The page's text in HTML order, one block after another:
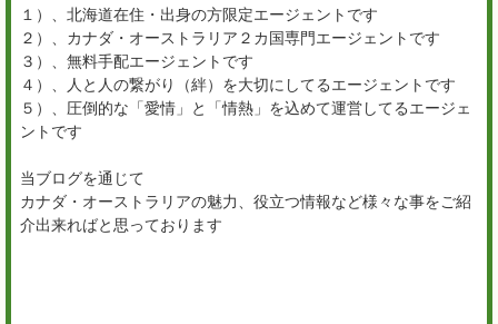
１）、北海道在住・出身の方限定エージェントです
２）、カナダ・オーストラリア２カ国専門エージェントです
３）、無料手配エージェントです
４）、人と人の繋がり（絆）を大切にしてるエージェントです
５）、圧倒的な「愛情」と「情熱」を込めて運営してるエージェ
ントです
当ブログを通じて
カナダ・オーストラリアの魅力、役立つ情報など様々な事をご紹
介出来ればと思っております